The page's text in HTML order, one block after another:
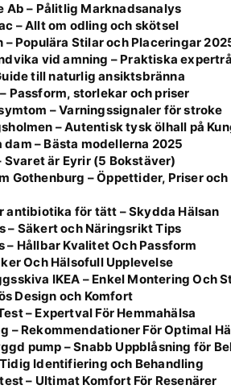
Ab – Pålitlig Marknadsanalys
– Allt om odling och skötsel
Populära Stilar och Placeringar
vid amning – Praktiska
till naturlig ansiktsbränna
Passform, storlekar och priser
– Varningssignaler för stroke
– Autentisk tysk ölhall på
– Bästa modellerna 2025
Svaret är Eyrir (5 Bokstäver)
Gothenburg – Öppettider, Priser
antibiotika för tätt – Skydda Hälsan
– Säkert och Näringsrikt Tips
– Hållbar Kvalitet Och Passform
Och Hälsofull Upplevelse
IKEA – Enkel Montering Och
Design och Komfort
– Expertval För Hemmahälsa
– Rekommendationer För Optimal
pump – Snabb Uppblåsning för
Identifiering och Behandling
– Ultimat Komfort För Resenärer